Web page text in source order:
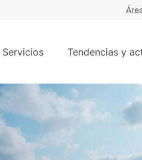
Servicios Tendencias y